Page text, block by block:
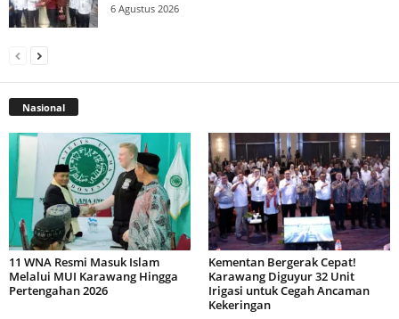
6 Agustus 2026
Nasional
11 WNA Resmi Masuk Islam
Melalui MUI Karawang Hingga
Pertengahan 2026
Kementan Bergerak Cepat!
Karawang Diguyur 32 Unit
Irigasi untuk Cegah Ancaman
Kekeringan